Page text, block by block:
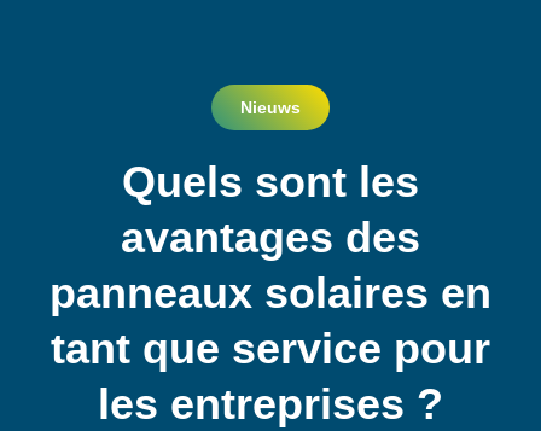
Nieuws
Quels sont les
avantages des
panneaux solaires en
tant que service pour
les entreprises ?